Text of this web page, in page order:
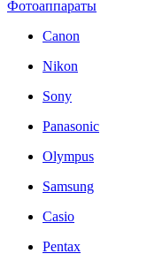
Фотоаппараты
Canon
Nikon
Sony
Panasonic
Olympus
Samsung
Casio
Pentax